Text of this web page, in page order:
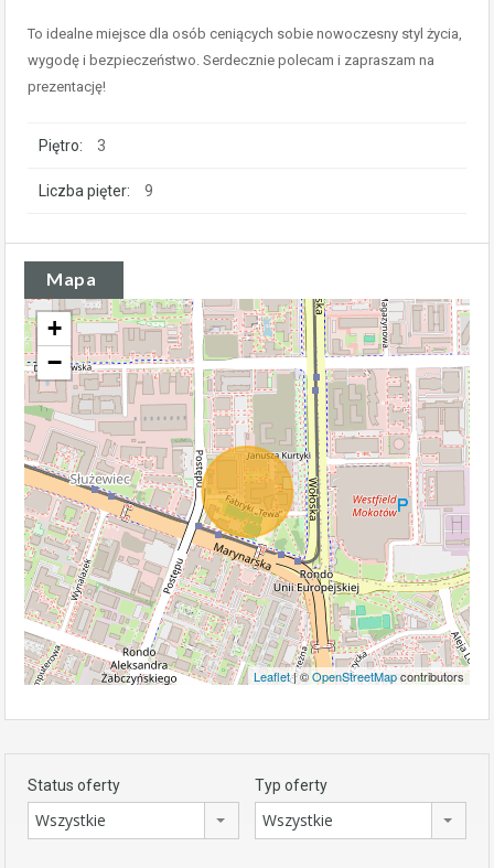
To idealne miejsce dla osób ceniących sobie nowoczesny styl życia,
wygodę i bezpieczeństwo. Serdecznie polecam i zapraszam na
prezentację!
Piętro: 3
Liczba pięter: 9
Mapa
+
−
Leaflet| ©OpenStreetMapcontributors
Status oferty
Wszystkie
Typ oferty
Wszystkie